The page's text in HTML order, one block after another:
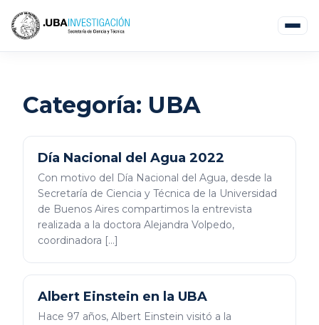
Categoría: UBA
Día Nacional del Agua 2022
Con motivo del Día Nacional del Agua, desde la
Secretaría de Ciencia y Técnica de la Universidad
de Buenos Aires compartimos la entrevista
realizada a la doctora Alejandra Volpedo,
coordinadora […]
Albert Einstein en la UBA
Hace 97 años, Albert Einstein visitó a la